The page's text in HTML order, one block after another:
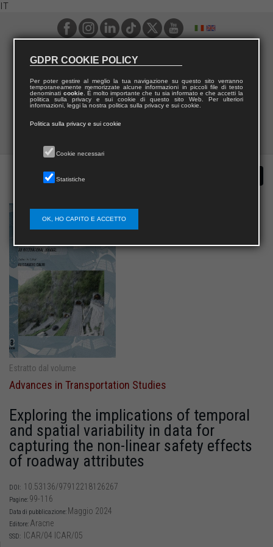
IT
Estratto dal volume
Advances in Transportation Studies
Exploring the implications of temporal
and spatial variability in data for
capturing the non-linear safety effects
of roadway attributes
DOI: 10.53136/97912218126267
Pagine: 99-116
Data di pubblicazione: Maggio 2024
Editore: Aracne
SSD: ICAR/04 ICAR/05
GDPR COOKIE POLICY
Per poter gestire al meglio la tua navigazione su questo sito verranno
temporaneamente memorizzate alcune informazioni in piccoli file di testo
denominati cookie. È molto importante che tu sia informato e che accetti la
politica sulla privacy e sui cookie di questo sito Web. Per ulteriori
informazioni, leggi la nostra politica sulla privacy e sui cookie.
Politica sulla privacy e sui cookie
Cookie necessari
Statistiche
OK, HO CAPITO E ACCETTO